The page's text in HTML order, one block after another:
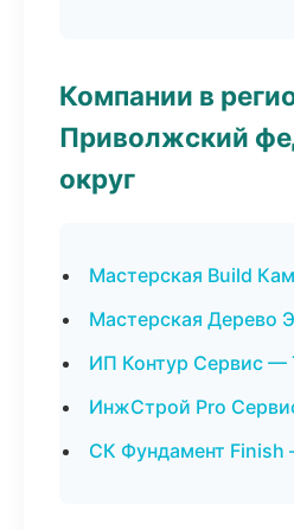
Компании в
Приволжский
округ
Мастерская Build
Мастерская Дерево
ИП Контур Сервис —
ИнжСтрой Pro
СК Фундамент Finish